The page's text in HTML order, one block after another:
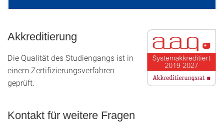
Akkreditierung
Die Qualität des Studien­gangs ist in
einem Zer­ti­fizier­ungs­ver­fahren
geprüft.
Kontakt für weitere Fragen